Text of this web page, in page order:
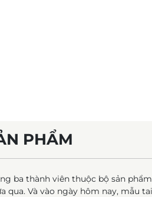
PHẨM
ba thành viên thuộc bộ sản
qua. Và vào ngày hôm nay, mẫu